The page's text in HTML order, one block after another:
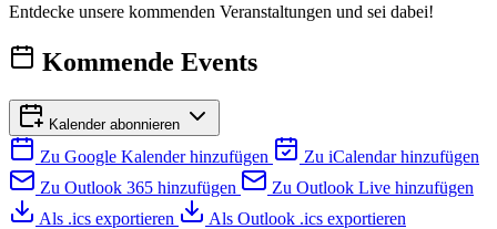
Entdecke unsere kommenden Veranstaltungen und sei dabei!
Kommende Events
Kalender abonnieren
Zu Google Kalender hinzufügen
Zu iCalendar hinzufügen
Zu Outlook 365 hinzufügen
Zu Outlook Live hinzufügen
Als .ics exportieren
Als Outlook .ics exportieren